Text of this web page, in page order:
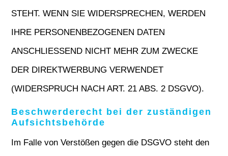
STEHT. WENN SIE WIDERSPRECHEN, WERDEN
IHRE PERSONENBEZOGENEN DATEN
ANSCHLIESSEND NICHT MEHR ZUM ZWECKE
DER DIREKTWERBUNG VERWENDET
(WIDERSPRUCH NACH ART. 21 ABS. 2 DSGVO).
Beschwerde­recht bei der zuständigen
Aufsichts­behörde
Im Falle von Verstößen gegen die DSGVO steht den